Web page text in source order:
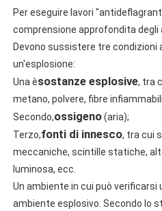
Per eseguire lavori
comprensione approfondita degli
Devono sussistere tre condizioni
un'esplosione:
Una èsostanze esplosive, tra
metano, polvere, fibre
Secondo,ossigeno (aria);
Terzo,fonti di innesco, tra cui
meccaniche, scintille statiche,
luminosa, ecc.
Un ambiente in cui può verificarsi
ambiente esplosivo. Secondo lo